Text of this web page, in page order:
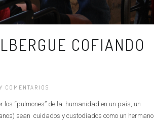
COFIANDO
COMENTARIOS
los “pulmones” de la humanidad en un país, un
sean cuidados y custodiados como un hermano